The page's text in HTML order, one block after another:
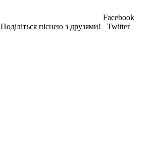
Поділіться піснею з друзями!
Facebook
Twitter